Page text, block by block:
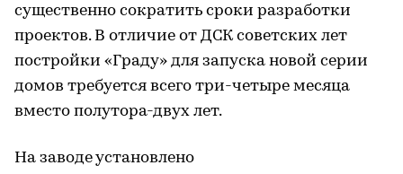
существенно сократить сроки разработки
проектов. В отличие от ДСК советских лет
постройки «Граду» для запуска новой серии
домов требуется всего три-четыре месяца
вместо полутора-двух лет.
На заводе установлено